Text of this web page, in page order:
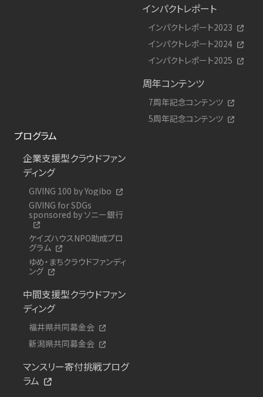
インパクトレポート
インパクトレポート2023
インパクトレポート2024
インパクトレポート2025
周年コンテンツ
7周年記念コンテンツ
5周年記念コンテンツ
プログラム
企業支援型クラウドファン
ディング
GIVING 100 by Yogibo
GIVING for SDGs
sponsored by ソニー銀行
ケイズハウスNPO助成プロ
グラム
ゆめ・まちクラウドファンディ
ング
中間支援型クラウドファン
ディング
福井県共同募金会
新潟県共同募金会
マンスリー寄付挑戦プログ
ラム